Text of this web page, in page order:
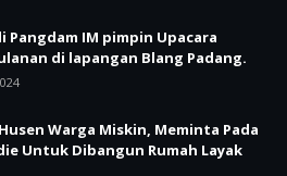
Pangdam IM pimpin Upacara
di lapangan Blang Padang.
Warga Miskin, Meminta Pada
Untuk Dibangun Rumah Layak